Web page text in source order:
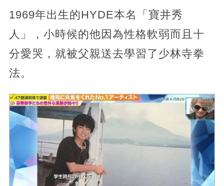
1969年出生的HYDE本名「寶井秀
人」，小時候的他因為性格軟弱而且十
分愛哭，就被父親送去學習了少林寺拳
法。